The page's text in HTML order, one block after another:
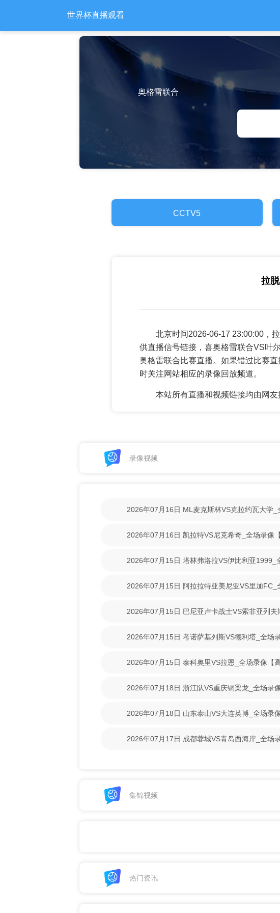
世界杯直播观看
奥格雷联合
CCTV5
拉
北京时间2026-06-17 23:00:00，
供直播信号链接，喜奥格雷联合VS叶
奥格雷联合比赛直播。如果错过比赛
时关注网站相应的录像回放频道。
本站所有直播和视频链接均由网友
录像视频
2026年07月16日 ML麦克斯林VS克拉约瓦大学_
2026年07月16日 凯拉特VS尼克希奇_全场录像
2026年07月15日 塔林弗洛拉VS伊比利亚1999_
2026年07月15日 阿拉拉特亚美尼亚VS里加FC_
2026年07月15日 巴尼亚卢卡战士VS索非亚列夫
场录像【高清回放】
2026年07月15日 考诺萨基列斯VS德利塔_全场
2026年07月15日 泰科奥里VS拉恩_全场录像【
2026年07月18日 浙江队VS重庆铜梁龙_全场录
2026年07月18日 山东泰山VS大连英博_全场录
2026年07月17日 成都蓉城VS青岛西海岸_全场
集锦视频
热门资讯